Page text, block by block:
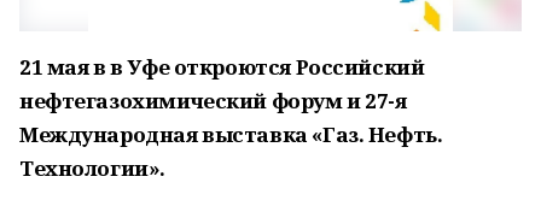
21 мая в в Уфе откроются Российский
нефтегазохимический форум и 27-я
Международная выставка «Газ. Нефть.
Технологии».